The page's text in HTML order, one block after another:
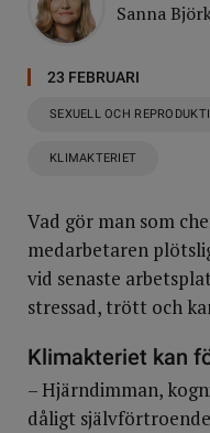
Sanna
23 FEBRUARI
SEXUELL OCH
KLIMAKTERIET
Vad gör man som
medarbetaren
vid senaste
stressad, trött och
Klimakteriet kan
– Hjärndimman,
dåligt